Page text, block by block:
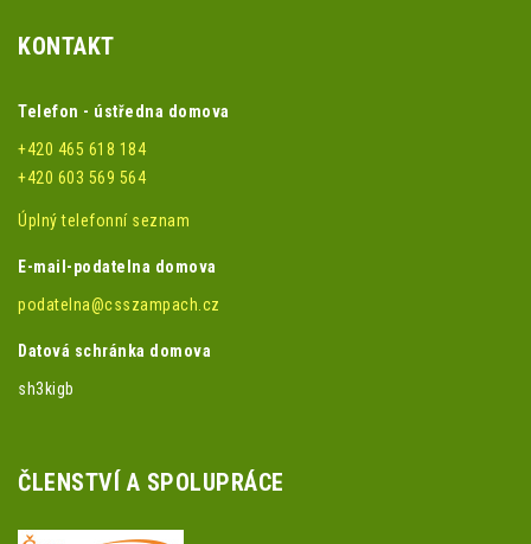
KONTAKT
Telefon - ústředna domova
+420 465 618 184
+420 603 569 564
Úplný telefonní seznam
E-mail-podatelna domova
podatelna@csszampach.cz
Datová schránka domova
sh3kigb
ČLENSTVÍ A SPOLUPRÁCE